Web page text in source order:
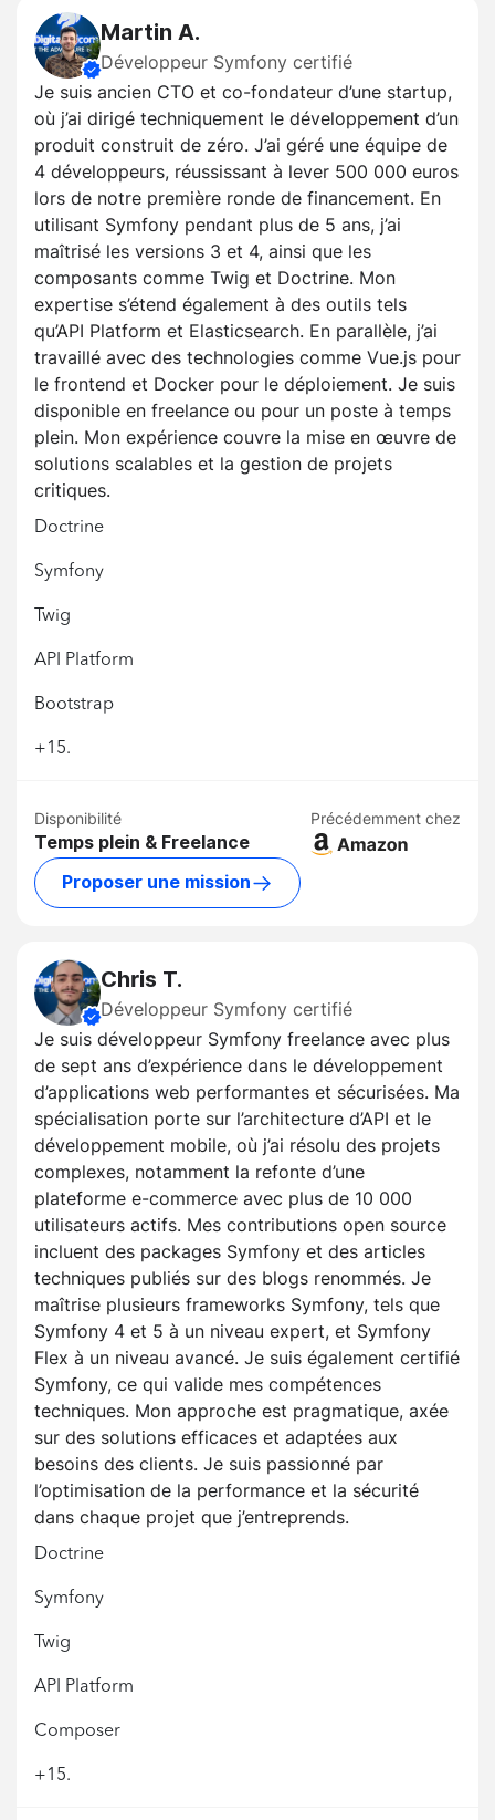
Martin A.
Développeur Symfony certifié
Je suis ancien CTO et co-fondateur d’une startup,
où j’ai dirigé techniquement le développement d’un
produit construit de zéro. J’ai géré une équipe de
4 développeurs, réussissant à lever 500 000 euros
lors de notre première ronde de financement. En
utilisant Symfony pendant plus de 5 ans, j’ai
maîtrisé les versions 3 et 4, ainsi que les
composants comme Twig et Doctrine. Mon
expertise s’étend également à des outils tels
qu’API Platform et Elasticsearch. En parallèle, j’ai
travaillé avec des technologies comme Vue.js pour
le frontend et Docker pour le déploiement. Je suis
disponible en freelance ou pour un poste à temps
plein. Mon expérience couvre la mise en œuvre de
solutions scalables et la gestion de projets
critiques.
Doctrine
Symfony
Twig
API Platform
Bootstrap
+15.
Disponibilité
Temps plein & Freelance
Précédemment chez
Proposer une mission
Chris T.
Développeur Symfony certifié
Je suis développeur Symfony freelance avec plus
de sept ans d’expérience dans le développement
d’applications web performantes et sécurisées. Ma
spécialisation porte sur l’architecture d’API et le
développement mobile, où j’ai résolu des projets
complexes, notamment la refonte d’une
plateforme e-commerce avec plus de 10 000
utilisateurs actifs. Mes contributions open source
incluent des packages Symfony et des articles
techniques publiés sur des blogs renommés. Je
maîtrise plusieurs frameworks Symfony, tels que
Symfony 4 et 5 à un niveau expert, et Symfony
Flex à un niveau avancé. Je suis également certifié
Symfony, ce qui valide mes compétences
techniques. Mon approche est pragmatique, axée
sur des solutions efficaces et adaptées aux
besoins des clients. Je suis passionné par
l’optimisation de la performance et la sécurité
dans chaque projet que j’entreprends.
Doctrine
Symfony
Twig
API Platform
Composer
+15.